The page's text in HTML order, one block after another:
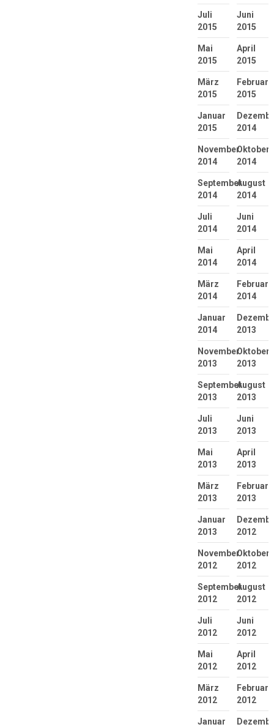
Juli
2015
Juni
2015
Mai
2015
April
2015
März
2015
Februar
2015
Januar
2015
2014
November
2014
Oktober
2014
September
2014
August
2014
Juli
2014
Juni
2014
Mai
2014
April
2014
März
2014
Februar
2014
Januar
2014
2013
November
2013
Oktober
2013
September
2013
August
2013
Juli
2013
Juni
2013
Mai
2013
April
2013
März
2013
Februar
2013
Januar
2013
2012
November
2012
Oktober
2012
September
2012
August
2012
Juli
2012
Juni
2012
Mai
2012
April
2012
März
2012
Februar
2012
Januar